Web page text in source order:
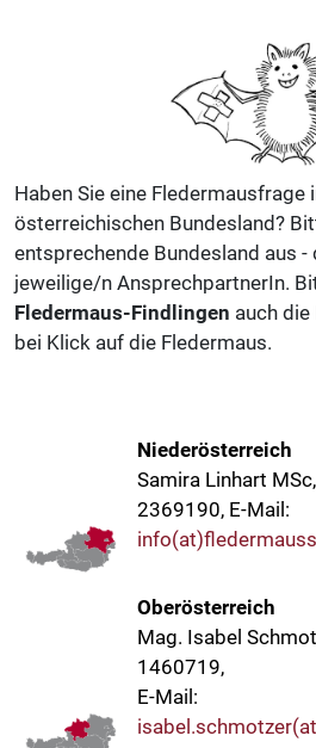
Haben Sie eine Fledermausfrage
österreichischen Bundesland?
entsprechende Bundesland aus
jeweilige/n AnsprechpartnerIn.
Fledermaus-Findlingen auch
bei Klick auf die Fledermaus.
Niederösterreich
Samira Linhart
2369190, E-Mail:
Oberösterreich
Mag. Isabel
1460719,
E-Mail: